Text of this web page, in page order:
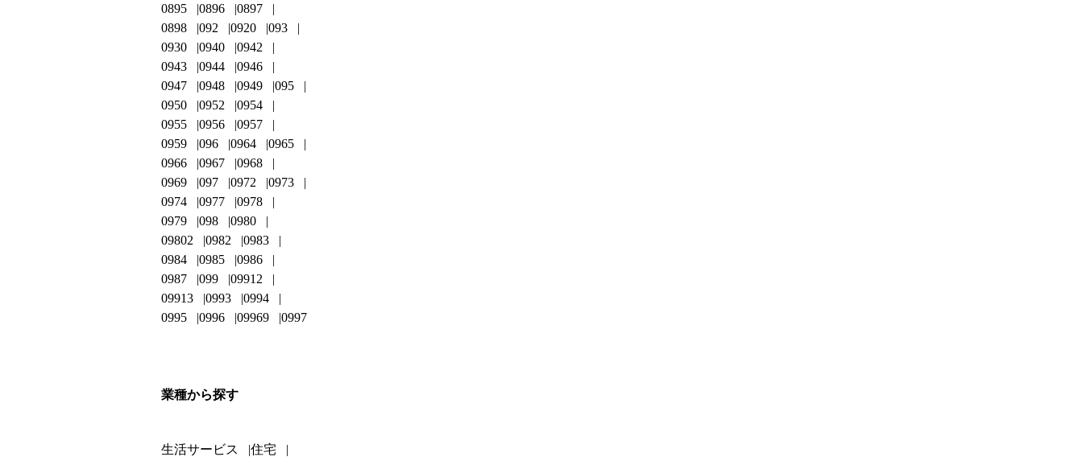
0895
0896
0897
0898
092 0920
093
0930
0940
0942
0943
0944
0946
0947
0948 0949
095
0950
0952
0954
0955
0956
0957
0959
096 0964
0965
0966
0967
0968
0969
097 0972
0973
0974
0977
0978
0979
098
0980
09802
0982
0983
0984
0985
0986
0987
099
09912
09913
0993
0994
0995
0996 09969 0997
業種から探す
生活サービス 住宅